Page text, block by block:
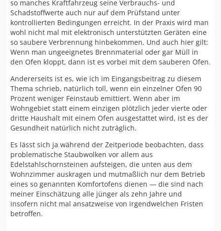
so manches Kraftfahrzeug seine Verbrauchs- und
Schadstoffwerte auch nur auf dem Prüfstand unter
kontrollierten Bedingungen erreicht. In der Praxis wird man
wohl nicht mal mit elektronisch unterstützten Geräten eine
so saubere Verbrennung hinbekommen. Und auch hier gilt:
Wenn man ungeeignetes Brennmaterial oder gar Müll in
den Ofen kloppt, dann ist es vorbei mit dem sauberen Ofen.
Andererseits ist es, wie ich im Eingangsbeitrag zu diesem
Thema schrieb, natürlich toll, wenn ein einzelner Ofen 90
Prozent weniger Feinstaub emittiert. Wenn aber im
Wohngebiet statt einem einzigen plötzlich jeder vierte oder
dritte Haushalt mit einem Ofen ausgestattet wird, ist es der
Gesundheit natürlich nicht zuträglich.
Es lässt sich ja während der Zeitperiode beobachten, dass
problematische Staubwolken vor allem aus
Edelstahlschornsteinen aufsteigen, die unten aus dem
Wohnzimmer auskragen und mutmaßlich nur dem Betrieb
eines so genannten Komfortofens dienen — die sind nach
meiner Einschätzung alle jünger als zehn Jahre und
insofern nicht mal ansatzweise von irgendwelchen Fristen
betroffen.